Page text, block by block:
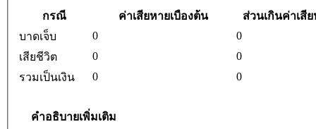
กรณี ค่าเสียหายเบืองต้น
ส่วนเกินค่าเสี
บาดเจ็บ
0
0
เสียชีวิต
0
0
รวมเป็นเงิน
0 0
คำอธิบายเพิ่มเติม